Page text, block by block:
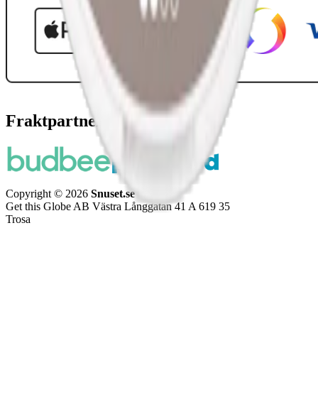
Fraktpartners
Copyright © 2026 Snuset.se
Get this Globe AB Västra Långgatan 41 A 619 35
Trosa